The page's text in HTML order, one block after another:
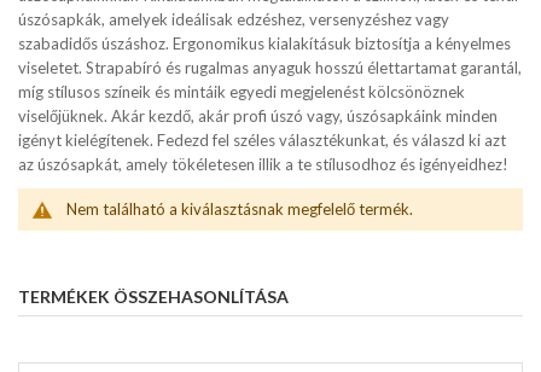
úszósapkák, amelyek ideálisak edzéshez, versenyzéshez vagy
szabadidős úszáshoz. Ergonomikus kialakításuk biztosítja a kényelmes
viseletet. Strapabíró és rugalmas anyaguk hosszú élettartamat garantál,
míg stílusos színeik és mintáik egyedi megjelenést kölcsönöznek
viselőjüknek. Akár kezdő, akár profi úszó vagy, úszósapkáink minden
igényt kielégítenek. Fedezd fel széles választékunkat, és válaszd ki azt
az úszósapkát, amely tökéletesen illik a te stílusodhoz és igényeidhez!
Nem található a kiválasztásnak megfelelő termék.
TERMÉKEK ÖSSZEHASONLÍTÁSA